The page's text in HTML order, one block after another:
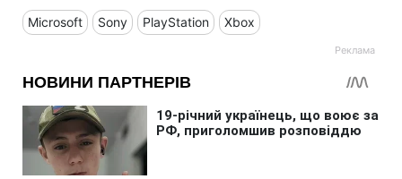
Microsoft Sony PlayStation Xbox